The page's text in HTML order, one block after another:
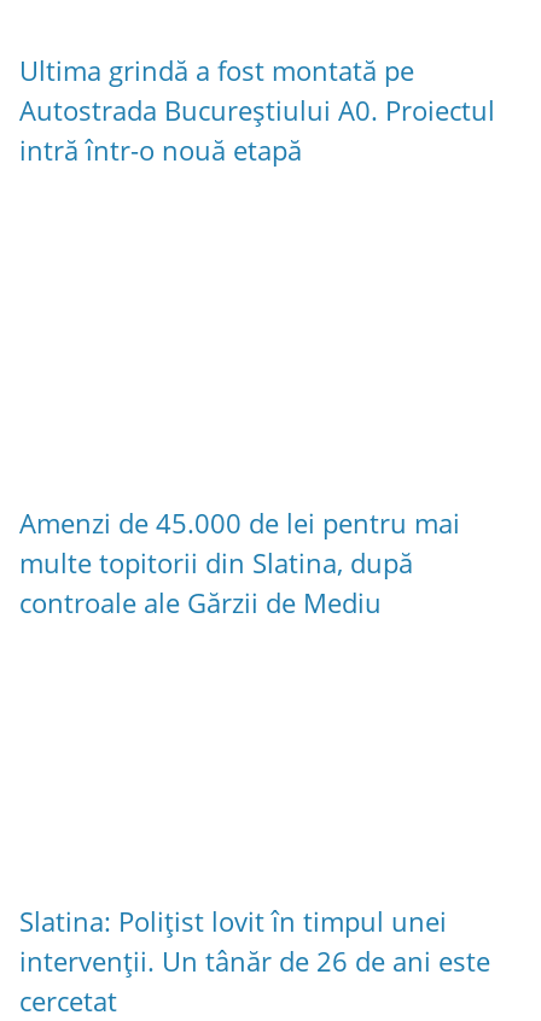
Ultima grindă a fost montată pe
Autostrada Bucureștiului A0. Proiectul
intră într-o nouă etapă
Amenzi de 45.000 de lei pentru mai
multe topitorii din Slatina, după
controale ale Gărzii de Mediu
Slatina: Polițist lovit în timpul unei
intervenții. Un tânăr de 26 de ani este
cercetat